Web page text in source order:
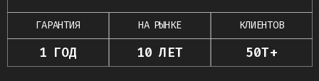
ГАРАНТИЯ
1 ГОД
НА РЫНКЕ
10 ЛЕТ
КЛИЕНТОВ
50Т+